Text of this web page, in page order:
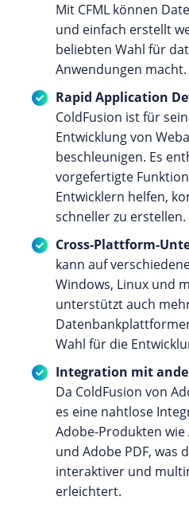
Mit CFML können
und einfach erstellt
beliebten Wahl für
Anwendungen macht.
Rapid Application
ColdFusion ist für
Entwicklung von
beschleunigen. Es
vorgefertigte
Entwicklern helfen,
schneller zu erstellen.
Cross-Plattform-
kann auf
Windows, Linux und
unterstützt auch
Wahl für die
Integration mit
Da ColdFusion von
es eine nahtlose
Adobe-Produkten wie
und Adobe PDF, was
interaktiver und
erleichtert.